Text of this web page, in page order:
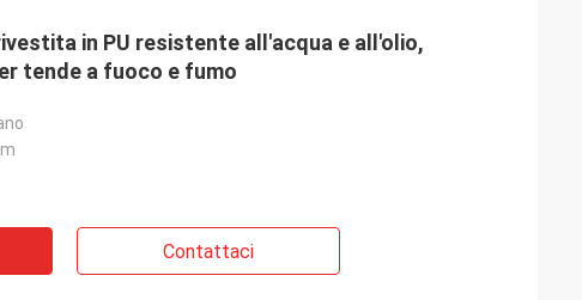
in PU resistente all'acqua e all'olio,
tende a fuoco e fumo
Contattaci